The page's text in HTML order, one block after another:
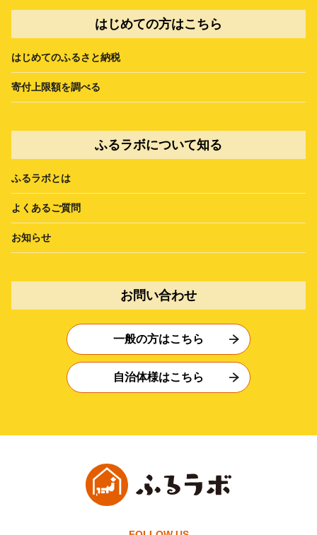
はじめての方はこちら
はじめてのふるさと納税
寄付上限額を調べる
ふるラボについて知る
ふるラボとは
よくあるご質問
お知らせ
お問い合わせ
一般の方はこちら
自治体様はこちら